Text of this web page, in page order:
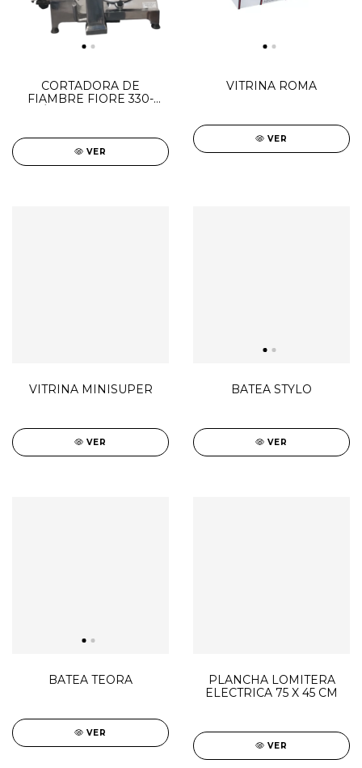
CORTADORA DE
FIAMBRE FIORE 330-
VER
VITRINA ROMA
VER
VITRINA MINISUPER
VER
BATEA STYLO
VER
BATEA TEORA
VER
PLANCHA LOMITERA
ELECTRICA 75 X 45 CM
VER